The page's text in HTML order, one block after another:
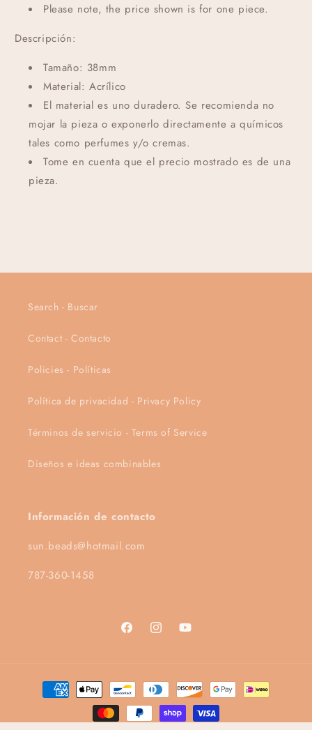
Please note, the price shown is for one piece.
Descripción:
Tamaño: 38mm
Material: Acrílico
El material es uno duradero. Se recomienda no
mojar la pieza o exponerlo directamente a químicos
tales como perfumes y/o cremas.
Tome en cuenta que el precio mostrado es de una
pieza.
Search - Buscar
Contact - Contacto
Policies - Políticas
Política de privacidad - Privacy Policy
Términos de servicio - Terms of Service
Diseños e ideas combinables
Información de contacto
sun.beads@hotmail.com
787-360-1458
FacebookInstagramYouTube
Payment
methods